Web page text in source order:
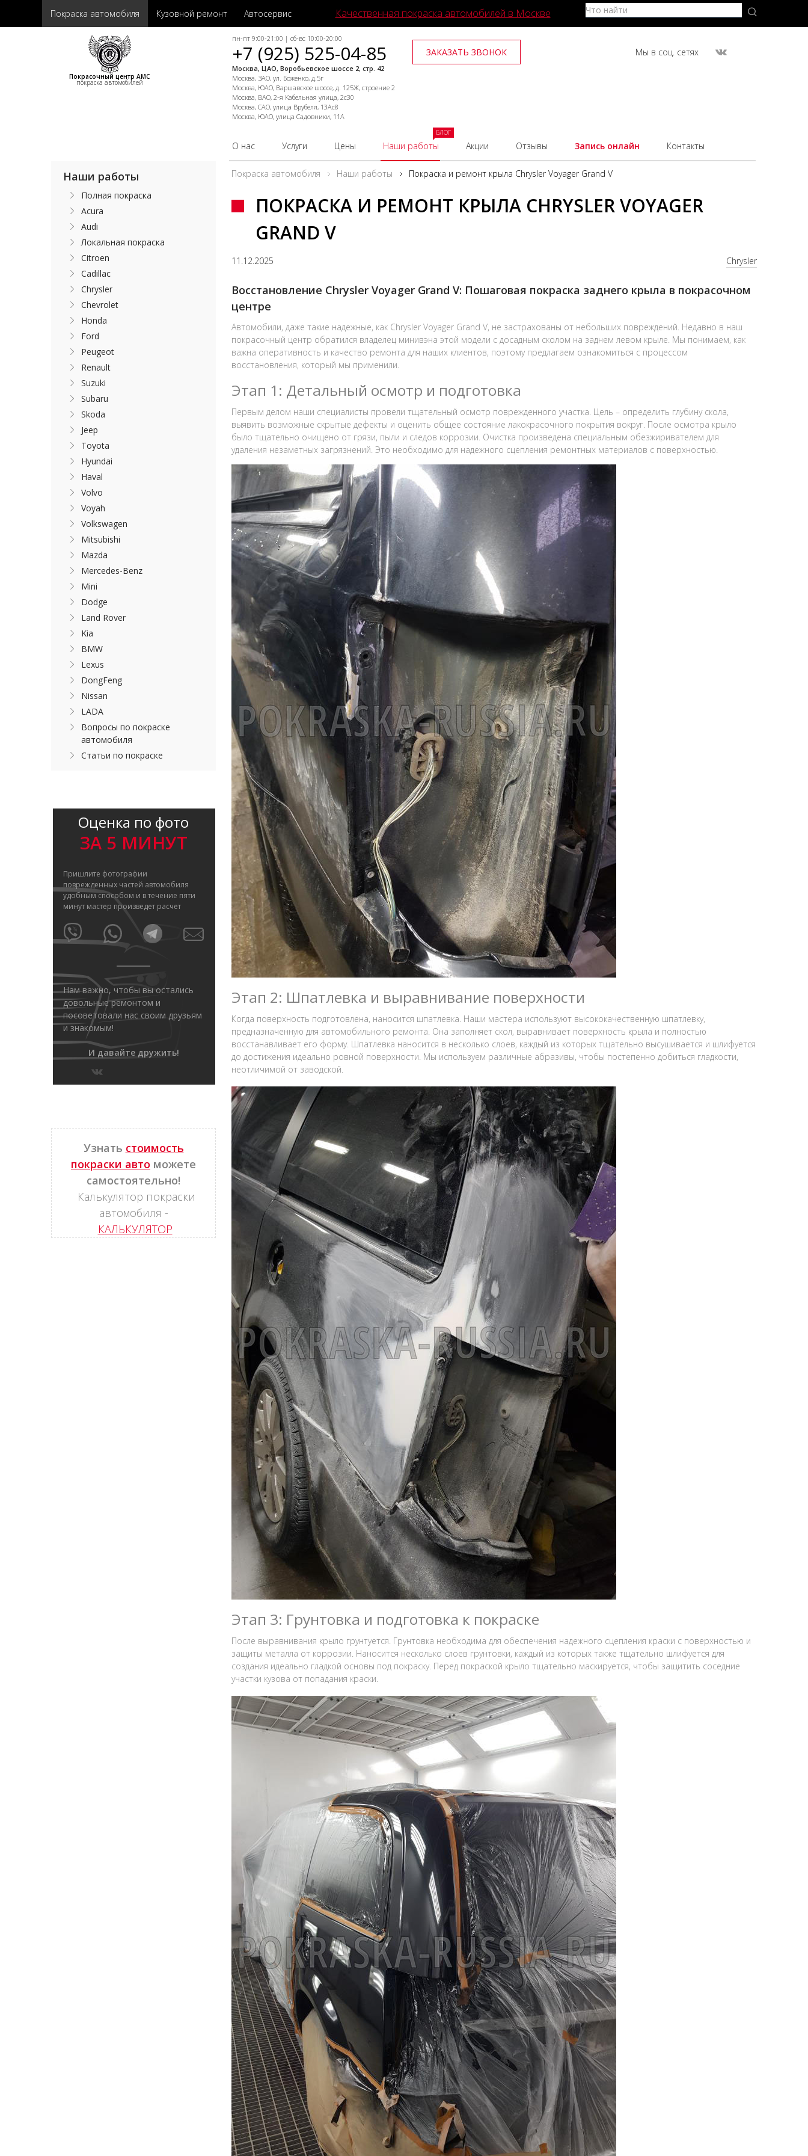
Покраска автомобиля Кузовной ремонт Автосервис Качественная покраска автомобилей в Москве
Покрасочный центр АМС
покраска автомобилей
пн-пт 9:00-21:00 | сб-вс 10:00-20:00
+7 (925) 525-04-85
Москва, ЦАО, Воробьевское шоссе 2, стр. 42
Москва, ЗАО, ул. Боженко, д.5г
Москва, ЮАО, Варшавское шоссе, д. 125Ж, строение 2
Москва, ВАО, 2-я Кабельная улица, 2с30
Москва, САО, улица Врубеля, 13Ас8
Москва, ЮАО, улица Садовники, 11А
ЗАКАЗАТЬ ЗВОНОК Мы в соц. сетях
О нас Услуги Цены Наши работы
БЛОГ
Акции Отзывы Запись онлайн Контакты
Покраска автомобиля Наши работы Покраска и ремонт крыла Chrysler Voyager Grand V
ПОКРАСКА И РЕМОНТ КРЫЛА CHRYSLER VOYAGER
GRAND V
11.12.2025 Chrysler
Восстановление Chrysler Voyager Grand V: Пошаговая покраска заднего крыла в покрасочном
центре
Автомобили, даже такие надежные, как Chrysler Voyager Grand V, не застрахованы от небольших повреждений. Недавно в наш
покрасочный центр обратился владелец минивэна этой модели с досадным сколом на заднем левом крыле. Мы понимаем, как
важна оперативность и качество ремонта для наших клиентов, поэтому предлагаем ознакомиться с процессом
восстановления, который мы применили.
Этап 1: Детальный осмотр и подготовка
Первым делом наши специалисты провели тщательный осмотр поврежденного участка. Цель – определить глубину скола,
выявить возможные скрытые дефекты и оценить общее состояние лакокрасочного покрытия вокруг. После осмотра крыло
было тщательно очищено от грязи, пыли и следов коррозии. Очистка произведена специальным обезжиривателем для
удаления незаметных загрязнений. Это необходимо для надежного сцепления ремонтных материалов с поверхностью.
Этап 2: Шпатлевка и выравнивание поверхности
Когда поверхность подготовлена, наносится шпатлевка. Наши мастера используют высококачественную шпатлевку,
предназначенную для автомобильного ремонта. Она заполняет скол, выравнивает поверхность крыла и полностью
восстанавливает его форму. Шпатлевка наносится в несколько слоев, каждый из которых тщательно высушивается и шлифуется
до достижения идеально ровной поверхности. Мы используем различные абразивы, чтобы постепенно добиться гладкости,
неотличимой от заводской.
Этап 3: Грунтовка и подготовка к покраске
После выравнивания крыло грунтуется. Грунтовка необходима для обеспечения надежного сцепления краски с поверхностью и
защиты металла от коррозии. Наносится несколько слоев грунтовки, каждый из которых также тщательно шлифуется для
создания идеально гладкой основы под покраску. Перед покраской крыло тщательно маскируется, чтобы защитить соседние
участки кузова от попадания краски.
Наши работы
Полная покраска
Acura
Audi
Локальная покраска
Citroen
Cadillac
Chrysler
Chevrolet
Honda
Ford
Peugeot
Renault
Suzuki
Subaru
Skoda
Jeep
Toyota
Hyundai
Haval
Volvo
Voyah
Volkswagen
Mitsubishi
Mazda
Mercedes-Benz
Mini
Dodge
Land Rover
Kia
BMW
Lexus
DongFeng
Nissan
LADA
Вопросы по покраске
автомобиля
Статьи по покраске
Оценка по фото
ЗА 5 МИНУТ
Пришлите фотографии
поврежденных частей автомобиля
удобным способом и в течение пяти
минут мастер произведет расчет
Нам важно, чтобы вы остались
довольные ремонтом и
посоветовали нас своим друзьям
и знакомым!
И давайте дружить!
Узнать стоимость
покраски авто можете
самостоятельно!
Калькулятор покраски
автомобиля -
КАЛЬКУЛЯТОР